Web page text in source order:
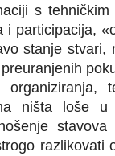
s tehničkim
i participacija,
stanje stvari,
organiziranja,
ništa loše
razlikovati